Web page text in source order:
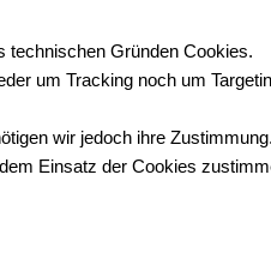
technischen Gründen Cookies.
um Tracking noch um
wir jedoch ihre
Einsatz der Cookies